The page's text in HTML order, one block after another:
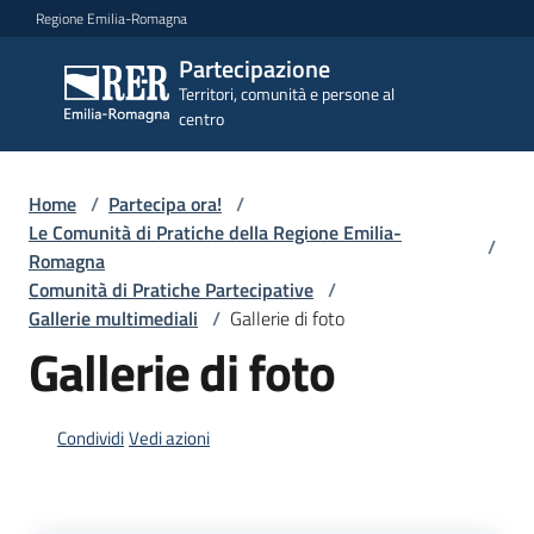
Vai al contenuto
Vai alla navigazione
Vai al footer
Regione Emilia-Romagna
Partecipazione
Territori, comunità e persone al
centro
Partecipazione
Territori, comunità e
persone al centro
Argomenti
Novità
Home / Partecipa ora! /
Le Comunità di Pratiche della Regione Emilia-
Romagna
/
Comunità di Pratiche Partecipative /
Gallerie multimediali / Gallerie di foto
Gallerie di foto
CondividiVedi azioni